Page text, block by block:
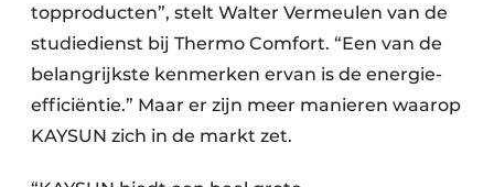
topproducten”, stelt Walter Vermeulen van de
studiedienst bij Thermo Comfort. “Een van de
belangrijkste ken­merken ervan is de energie-
efficiëntie.” Maar er zijn meer manieren waar­op
KAYSUN zich in de markt zet.